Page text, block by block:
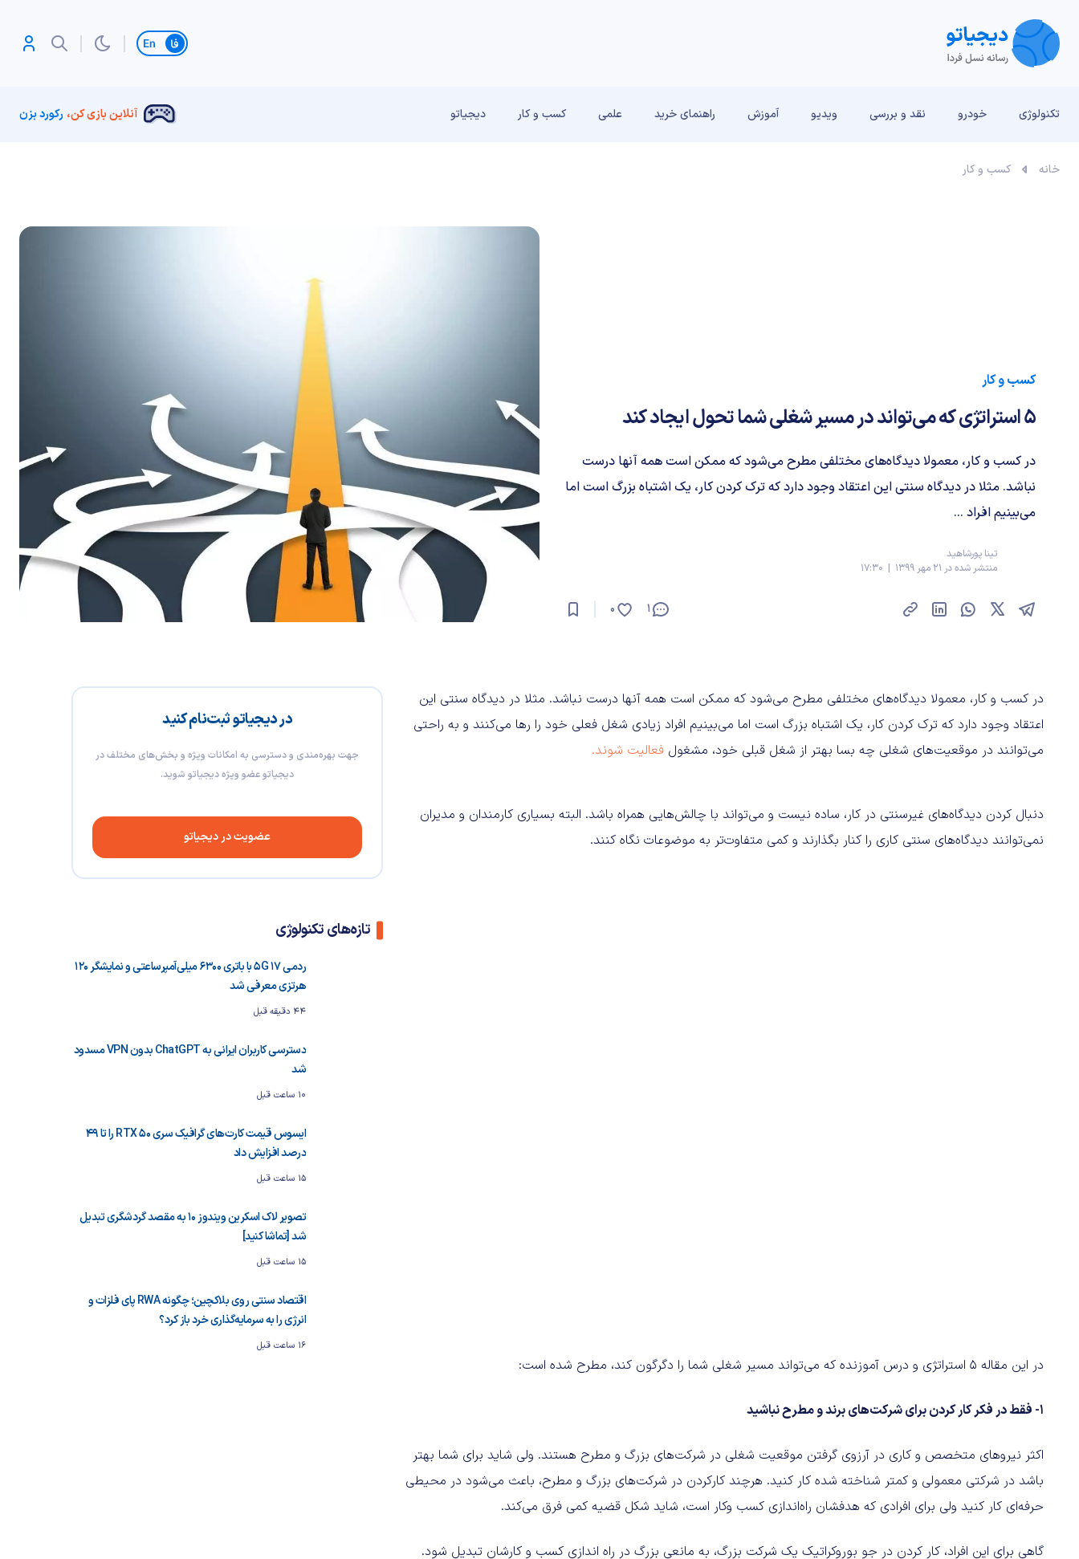
تغییر زبان
تکنولوژی خودرو نقد و بررسی‌ ویدیو آموزش راهنمای خرید علمی کسب و کار دیجیاتو آنلاین بازی کن، رکورد بزن
خانه کسب و کار
کسب و کار
5 استراتژی که می‌تواند در مسیر شغلی شما تحول ایجاد کند
در کسب و کار، معمولا دیدگاه‌های مختلفی مطرح می‌شود که ممکن است همه آنها درست
نباشد. مثلا در دیدگاه سنتی این اعتقاد وجود دارد که ترک کردن کار، یک اشتباه بزرگ است اما
می‌بینیم افراد ...
تینا پورشاهید
منتشر شده در 21 مهر 1399 | 17:30
1
0
در دیجیاتو ثبت‌نام کنید
جهت بهره‌مندی و دسترسی به امکانات ویژه و بخش‌های مختلف در
دیجیاتو عضو ویژه دیجیاتو شوید.
عضویت در دیجیاتو
تازه‌های تکنولوژی
ردمی 17 5G با باتری ۶۳۰۰ میلی‌آمپرساعتی و نمایشگر ۱۲۰
هرتزی معرفی شد
44 دقیقه قبل
دسترسی کاربران ایرانی به ChatGPT بدون VPN مسدود
شد
10 ساعت قبل
ایسوس قیمت کارت‌های گرافیک سری RTX 50 را تا ۴۹
درصد افزایش داد
15 ساعت قبل
تصویر لاک اسکرین ویندوز ۱۰ به مقصد گردشگری تبدیل
شد [تماشا کنید]
15 ساعت قبل
اقتصاد سنتی روی بلاکچین؛ چگونه RWA پای فلزات و
انرژی را به سرمایه‌گذاری خرد باز کرد؟
16 ساعت قبل
در کسب و کار، معمولا دیدگاه‌های مختلفی مطرح می‌شود که ممکن است همه آنها درست نباشد. مثلا در دیدگاه سنتی این
اعتقاد وجود دارد که ترک کردن کار، یک اشتباه بزرگ است اما می‌بینیم افراد زیادی شغل فعلی خود را رها می‌کنند و به راحتی
می‌توانند در موقعیت‌های شغلی چه بسا بهتر از شغل قبلی خود، مشغول فعالیت شوند.
دنبال کردن دیدگاه‌های غیرسنتی در کار، ساده نیست و می‌تواند با چالش‌هایی همراه باشد. البته بسیاری کارمندان و مدیران
نمی‌توانند دیدگاه‌های سنتی کاری را کنار بگذارند و کمی متفاوت‌تر به موضوعات نگاه کنند.
در این مقاله 5 استراتژی و درس آموزنده که می‌تواند مسیر شغلی شما را دگرگون کند، مطرح شده است:
1- فقط در فکر کار کردن برای شرکت‌های برند و مطرح نباشید
اکثر نیروهای متخصص و کاری در آرزوی گرفتن موقعیت شغلی در شرکت‌های بزرگ و مطرح هستند. ولی شاید برای شما بهتر
باشد در شرکتی معمولی و کمتر شناخته شده کار کنید. هرچند کارکردن در شرکت‌های بزرگ و مطرح، باعث می‌شود در محیطی
حرفه‌ای کار کنید ولی برای افرادی که هدفشان راه‌اندازی کسب وکار است، شاید شکل قضیه کمی فرق می‌کند.
گاهی برای این افراد، کار کردن در جو بوروکراتیک یک شرکت بزرگ، به مانعی بزرگ در راه اندازی کسب و کارشان تبدیل شود.